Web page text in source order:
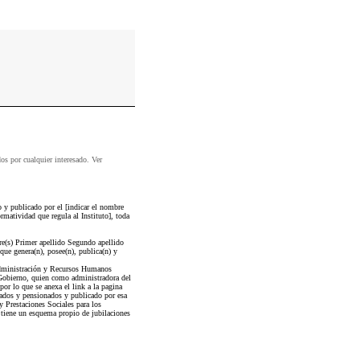
por cualquier interesado. Ver
y publicado por el [indicar el nombre
que regula al Instituto], toda
Primer apellido Segundo apellido
genera(n), posee(n), publica(n) y
y Recursos Humanos
quien como administradora del
lo que se anexa el link a la pagina
y pensionados y publicado por esa
Sociales para los
un esquema propio de jubilaciones